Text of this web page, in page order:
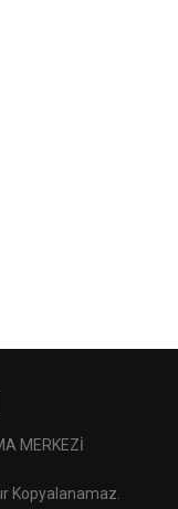
MERKEZİ
Kopyalanamaz.